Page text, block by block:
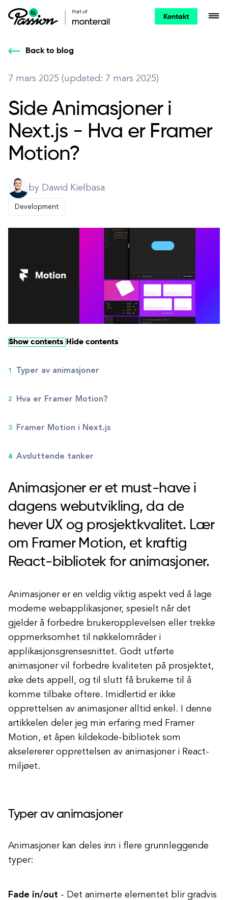
Kontakt
Back to blog
7 mars 2025 (updated: 7 mars 2025)
Side Animasjoner i
Next.js - Hva er Framer
Motion?
by Dawid Kiełbasa
Development
Show contents Hide contents
Typer av animasjoner
Hva er Framer Motion?
Framer Motion i Next.js
Avsluttende tanker
Animasjoner er et must-have i
dagens webutvikling, da de
hever UX og prosjektkvalitet. Lær
om Framer Motion, et kraftig
React-bibliotek for animasjoner.
Animasjoner er en veldig viktig aspekt ved å lage
moderne webapplikasjoner, spesielt når det
gjelder å forbedre brukeropplevelsen eller trekke
oppmerksomhet til nøkkelområder i
applikasjonsgrensesnittet. Godt utførte
animasjoner vil forbedre kvaliteten på prosjektet,
øke dets appell, og til slutt få brukerne til å
komme tilbake oftere. Imidlertid er ikke
opprettelsen av animasjoner alltid enkel. I denne
artikkelen deler jeg min erfaring med Framer
Motion, et åpen kildekode-bibliotek som
akselererer opprettelsen av animasjoner i React-
miljøet.
Typer av animasjoner
Animasjoner kan deles inn i flere grunnleggende
typer:
Fade in/out - Det animerte elementet blir gradvis